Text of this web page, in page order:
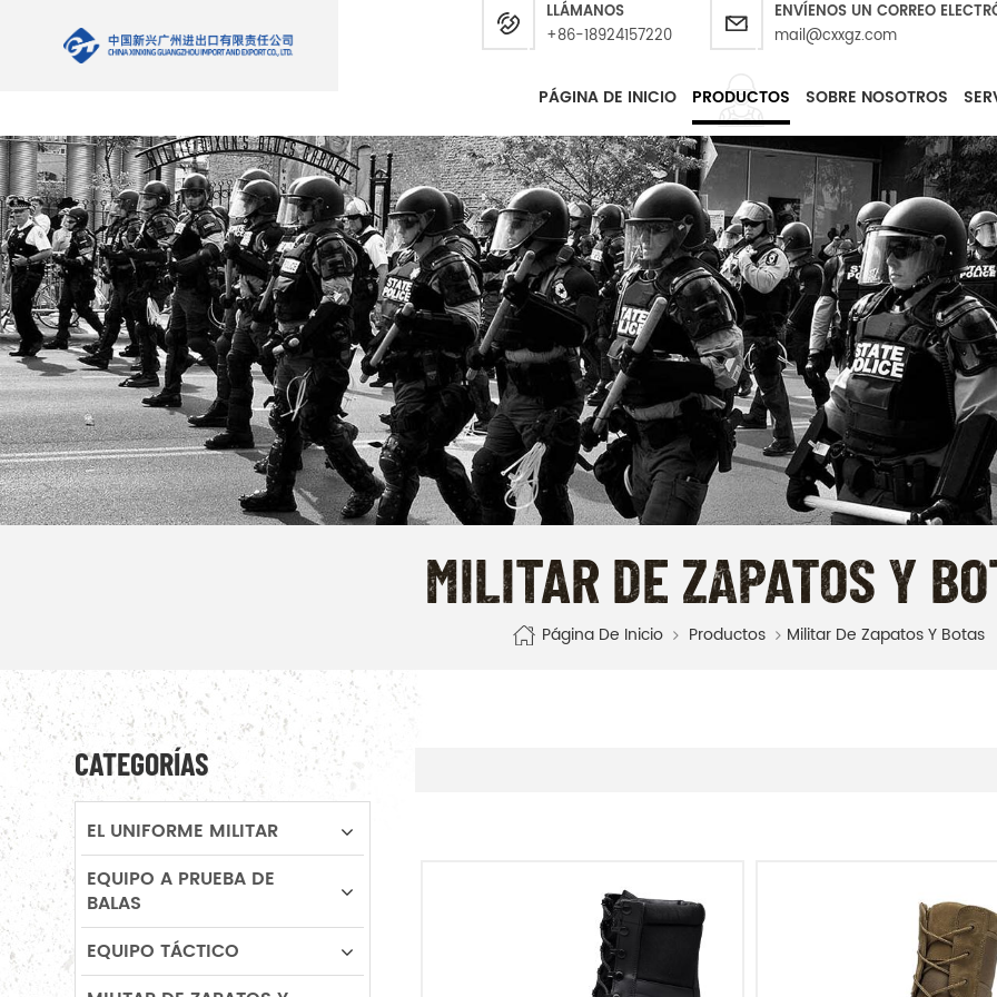
LLÁMANOS
+86-18924157220
ENVÍENOS UN CORREO
mail@cxxgz.com
PÁGINA DE INICIO PRODUCTOS SOBRE NOSOTROS
MILITAR DE ZAPATOS Y
Página De Inicio Productos Militar De Zapatos Y Botas
CATEGORÍAS
EL UNIFORME MILITAR
EQUIPO A PRUEBA DE
BALAS
EQUIPO TÁCTICO